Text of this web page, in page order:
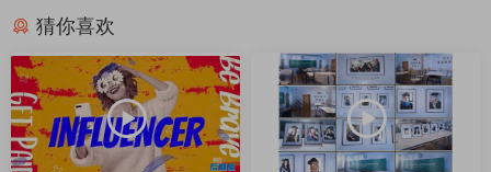
猜你喜欢